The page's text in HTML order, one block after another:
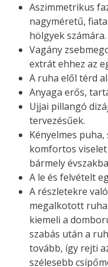
Aszimmetrikus
nagyméretű,
hölgyek számára.
Vagány
extrát ehhez az
A ruha elől térd
Anyaga erős,
Ujjai pillangó
tervezésűek.
Kényelmes
komfortos
bármely
A le és felvételt
A részletekre
megalkotott
kiemeli a
szabás után a
tovább, így rejti
szélesebb